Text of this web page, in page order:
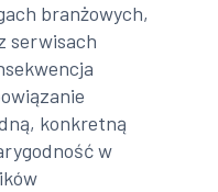
branżowych,
serwisach
konkretną
w